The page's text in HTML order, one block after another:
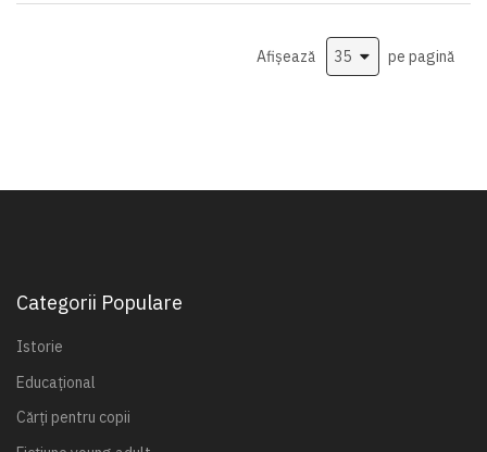
Afișează pe pagină
Categorii Populare
Istorie
Educațional
Cărți pentru copii